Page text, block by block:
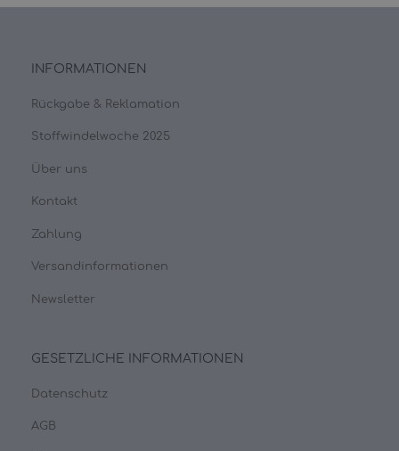
INFORMATIONEN
Rückgabe & Reklamation
Stoffwindelwoche 2025
Über uns
Kontakt
Zahlung
Versandinformationen
Newsletter
GESETZLICHE INFORMATIONEN
Datenschutz
AGB